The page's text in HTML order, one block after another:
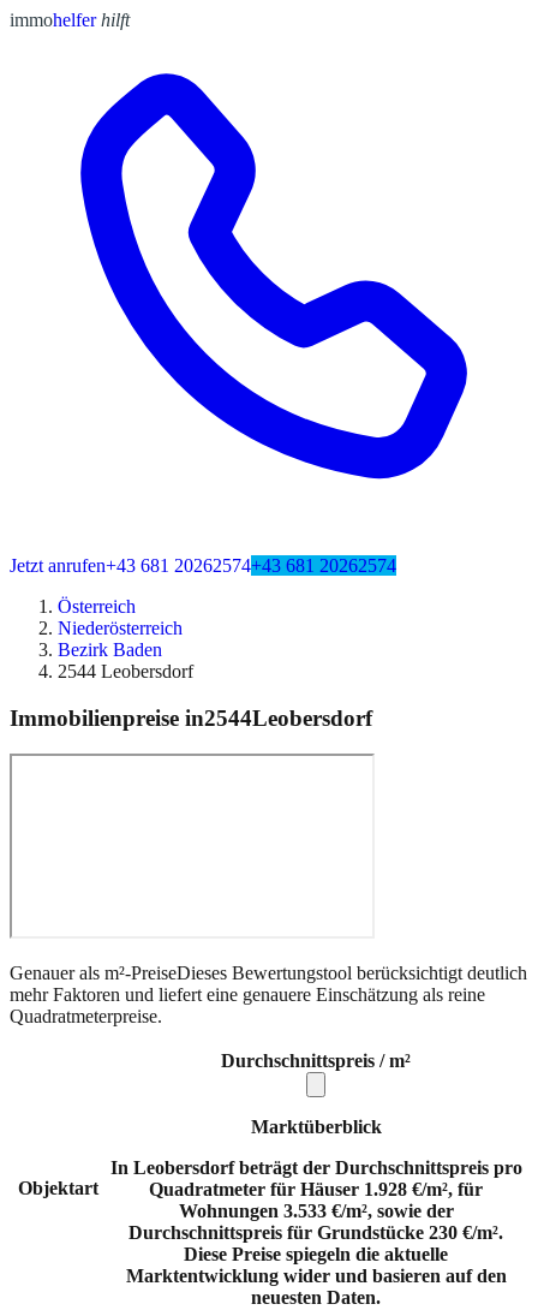
immohelfer hilft
Jetzt anrufen+43 681 20262574+43 681 20262574
Österreich
Niederösterreich
Bezirk Baden
2544 Leobersdorf
Immobilienpreise in2544Leobersdorf
Genauer als m²-PreiseDieses Bewertungstool berücksichtigt deutlich
mehr Faktoren und liefert eine genauere Einschätzung als reine
Quadratmeterpreise.
Objektart
Durchschnittspreis / m²
Marktüberblick
In Leobersdorf beträgt der Durchschnittspreis pro
Quadratmeter für Häuser 1.928 €/m², für
Wohnungen 3.533 €/m², sowie der
Durchschnittspreis für Grundstücke 230 €/m².
Diese Preise spiegeln die aktuelle
Marktentwicklung wider und basieren auf den
neuesten Daten.